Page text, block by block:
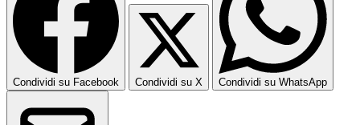
Condividi su Facebook Condividi su X Condividi su WhatsApp